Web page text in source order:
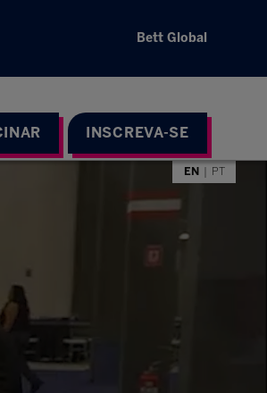
Bett Global
INSCREVA-SE
EN PT